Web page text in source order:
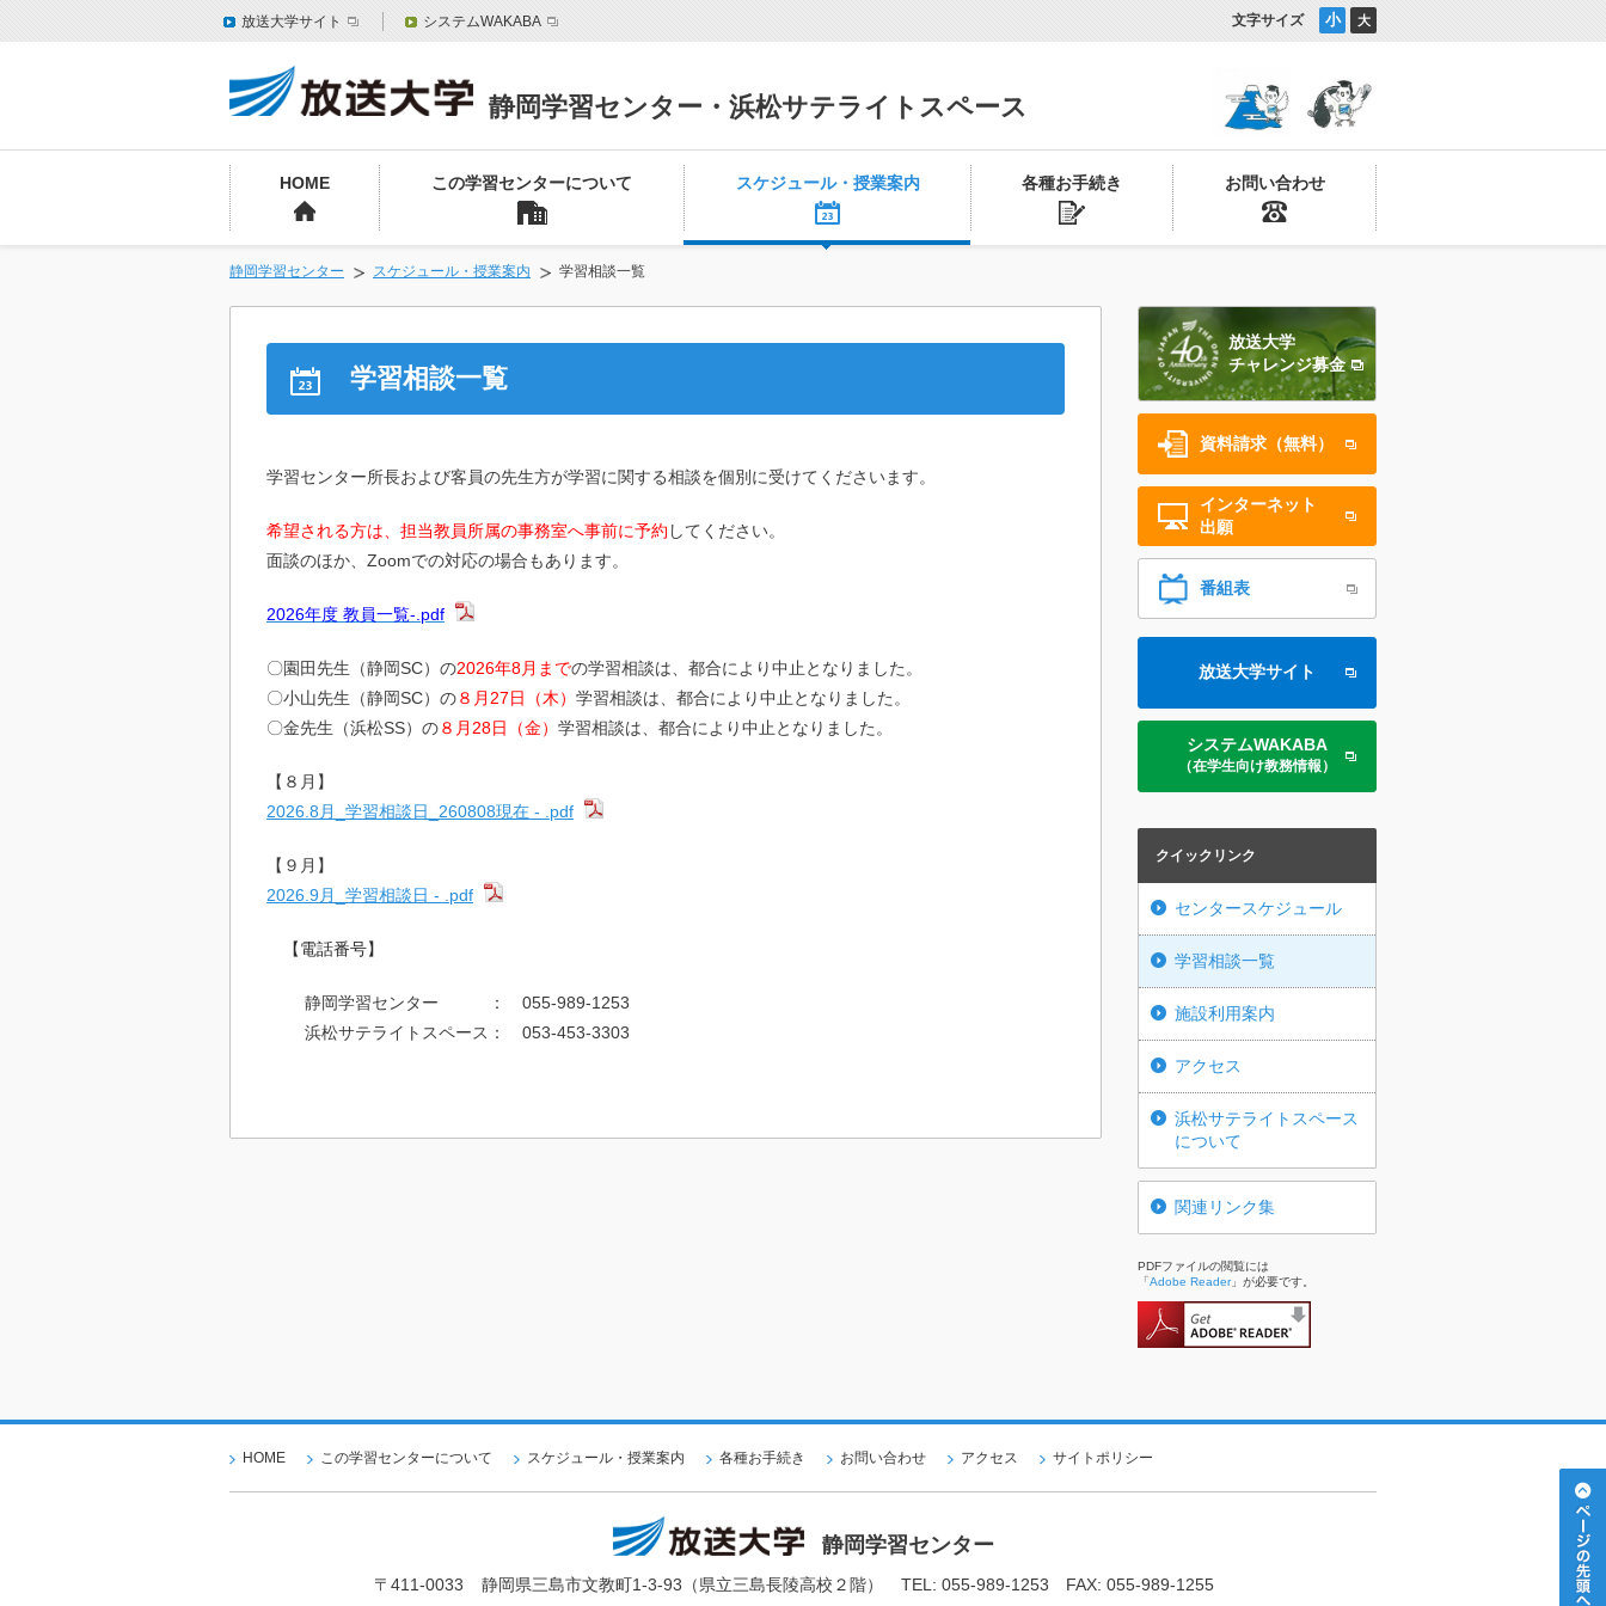
放送大学サイト システムWAKABA 文字サイズ 大
小
静岡学習センター・浜松サテライトスペース
HOME この学習センターについて スケジュール・授業案内 各種お手続き お問い合わせ
静岡学習センター スケジュール・授業案内 学習相談一覧
学習相談一覧
学習センター所長および客員の先生方が学習に関する相談を個別に受けてくださいます。
希望される方は、担当教員所属の事務室へ事前に予約 してください。
面談のほか、Zoomでの対応の場合もあります。
2026年度 教員一覧-.pdf
〇園田先生（静岡SC）の2026年8月までの学習相談は、都合により中止となりました。
〇小山先生（静岡SC）の８月27日（木） 学習相談は、都合により中止となりました。
〇金先生（浜松SS）の８月28日（金） 学習相談は、都合により中止となりました。
【８月】
2026.8月_学習相談日_260808現在 - .pdf
【９月】
2026.9月_学習相談日 - .pdf
【電話番号】
静岡学習センター ： 055‐989-1253
浜松サテライトスペース： 053‐453-3303
放送大学
チャレンジ募金
資料請求（無料）
インターネット
出願
番組表
放送大学サイト
システムWAKABA
（在学生向け教務情報）
クイックリンク
センタースケジュール
学習相談一覧
施設利用案内
アクセス
浜松サテライトスペース
について
関連リンク集
PDFファイルの閲覧には
「Adobe Reader」が必要です。
HOME この学習センターについて スケジュール・授業案内 各種お手続き お問い合わせ アクセス サイトポリシー
静岡学習センター
〒411-0033 静岡県三島市文教町1-3-93（県立三島長陵高校２階） TEL: 055-989-1253 FAX: 055-989-1255